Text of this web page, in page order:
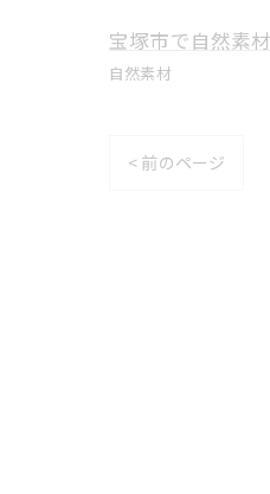
宝塚市で自然素
自然素材
< 前のページ